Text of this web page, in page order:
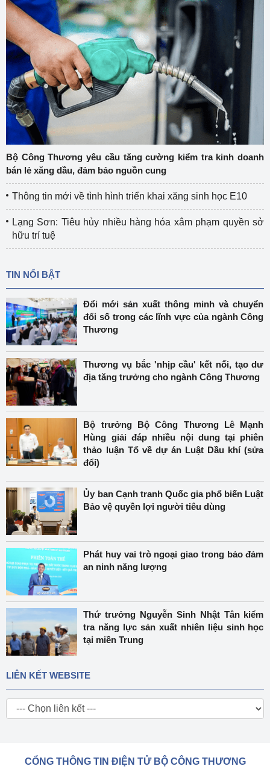
Bộ Công Thương yêu cầu tăng cường kiểm tra kinh doanh
bán lẻ xăng dầu, đảm bảo nguồn cung
Thông tin mới về tình hình triển khai xăng sinh học E10
Lạng Sơn: Tiêu hủy nhiều hàng hóa xâm phạm quyền sở
hữu trí tuệ
TIN NỔI BẬT
Đổi mới sản xuất thông minh và chuyển
đổi số trong các lĩnh vực của ngành Công
Thương
Thương vụ bắc 'nhịp cầu' kết nối, tạo dư
địa tăng trưởng cho ngành Công Thương
Bộ trưởng Bộ Công Thương Lê Mạnh
Hùng giải đáp nhiều nội dung tại phiên
thảo luận Tổ về dự án Luật Dầu khí (sửa
đổi)
Ủy ban Cạnh tranh Quốc gia phổ biến Luật
Bảo vệ quyền lợi người tiêu dùng
Phát huy vai trò ngoại giao trong bảo đảm
an ninh năng lượng
Thứ trưởng Nguyễn Sinh Nhật Tân kiểm
tra năng lực sản xuất nhiên liệu sinh học
tại miền Trung
LIÊN KẾT WEBSITE
CỔNG THÔNG TIN ĐIỆN TỬ BỘ CÔNG THƯƠNG